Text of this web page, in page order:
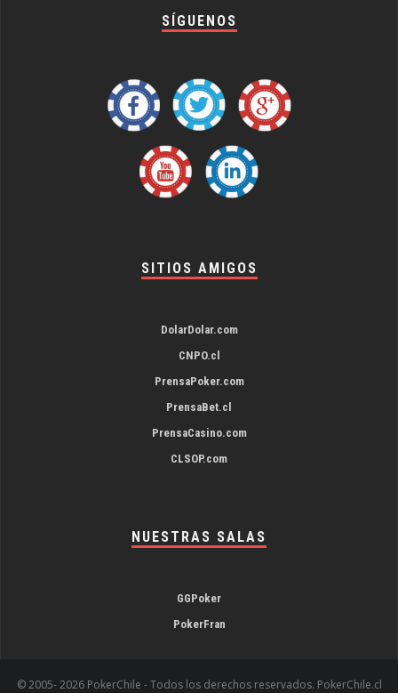
SÍGUENOS
SITIOS AMIGOS
DolarDolar.com
CNPO.cl
PrensaPoker.com
PrensaBet.cl
PrensaCasino.com
CLSOP.com
NUESTRAS SALAS
GGPoker
PokerFran
© 2005-2026 PokerChile - Todos los derechos reservados. PokerChile.cl